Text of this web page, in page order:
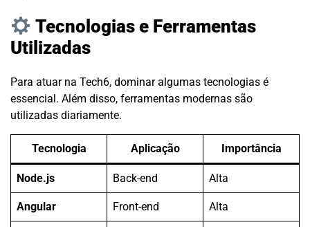
Tecnologias e Ferramentas
Utilizadas
Para atuar na Tech6, dominar algumas tecnologias é
essencial. Além disso, ferramentas modernas são
utilizadas diariamente.
Tecnologia Aplicação Importância
Node.js Back-end Alta
Angular Front-end Alta